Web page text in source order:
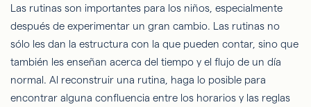
Las rutinas son importantes para los niños, especialmente
después de experimentar un gran cambio. Las rutinas no
sólo les dan la estructura con la que pueden contar, sino que
también les enseñan acerca del tiempo y el flujo de un día
normal. Al reconstruir una rutina, haga lo posible para
encontrar alguna confluencia entre los horarios y las reglas